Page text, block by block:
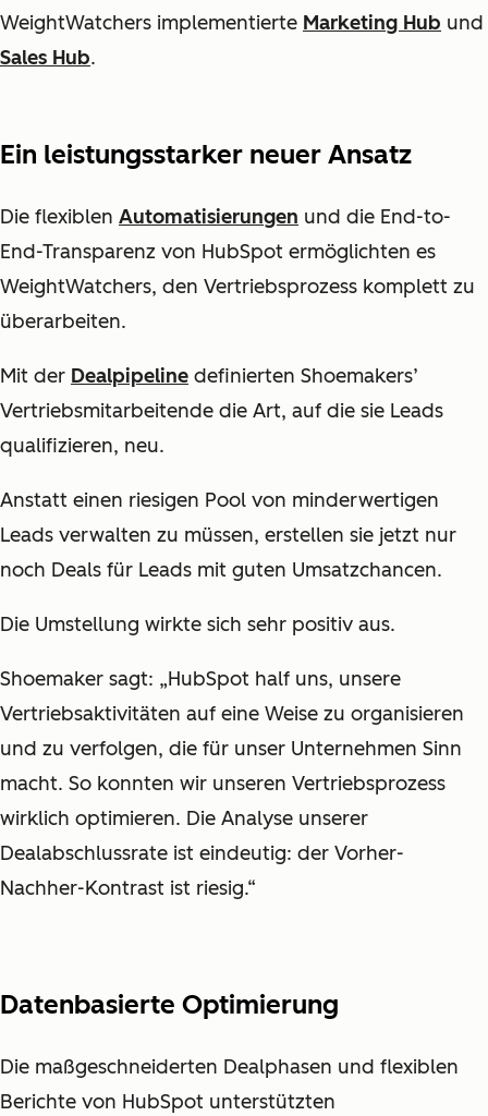
WeightWatchers implementierte Marketing Hub und
Sales Hub.
Ein leistungsstarker neuer Ansatz
Die flexiblen Automatisierungen und die End-to-
End-Transparenz von HubSpot ermöglichten es
WeightWatchers, den Vertriebsprozess komplett zu
überarbeiten.
Mit der Dealpipeline definierten Shoemakers’
Vertriebsmitarbeitende die Art, auf die sie Leads
qualifizieren, neu.
Anstatt einen riesigen Pool von minderwertigen
Leads verwalten zu müssen, erstellen sie jetzt nur
noch Deals für Leads mit guten Umsatzchancen.
Die Umstellung wirkte sich sehr positiv aus.
Shoemaker sagt: „HubSpot half uns, unsere
Vertriebsaktivitäten auf eine Weise zu organisieren
und zu verfolgen, die für unser Unternehmen Sinn
macht. So konnten wir unseren Vertriebsprozess
wirklich optimieren. Die Analyse unserer
Dealabschlussrate ist eindeutig: der Vorher-
Nachher-Kontrast ist riesig.“
Datenbasierte Optimierung
Die maßgeschneiderten Dealphasen und flexiblen
Berichte von HubSpot unterstützten